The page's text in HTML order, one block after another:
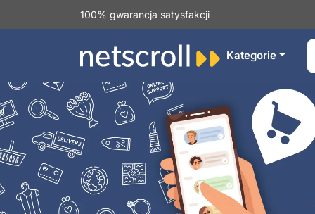
100% gwarancja satysfakcji
Kategorie